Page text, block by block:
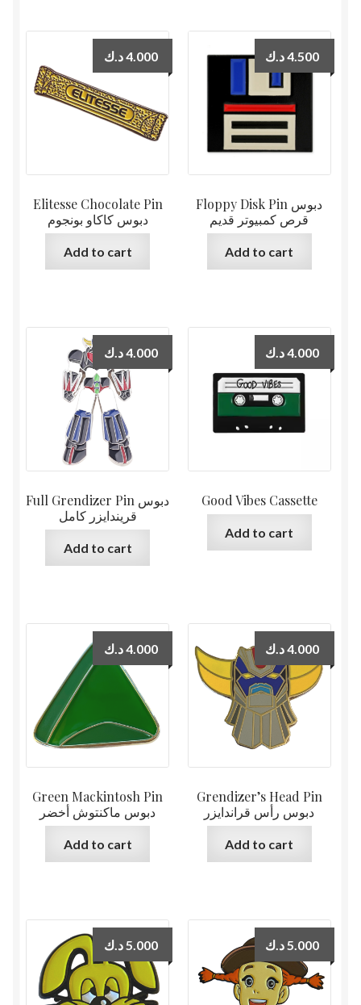
Elitesse Chocolate Pin
دبوس كاكاو بونجوم
4.000د.ك
Add to cart
Floppy Disk Pin دبوس
قرص كمبيوتر قديم
4.500د.ك
Add to cart
Full Grendizer Pin دبوس
قريندايزر كامل
4.000د.ك
Add to cart
Good Vibes Cassette
4.000د.ك
Add to cart
Green Mackintosh Pin
دبوس ماكنتوش أخضر
4.000د.ك
Add to cart
Grendizer’s Head Pin
دبوس رأس قراندايزر
4.000د.ك
Add to cart
5.000 د.ك 5.000 د.ك